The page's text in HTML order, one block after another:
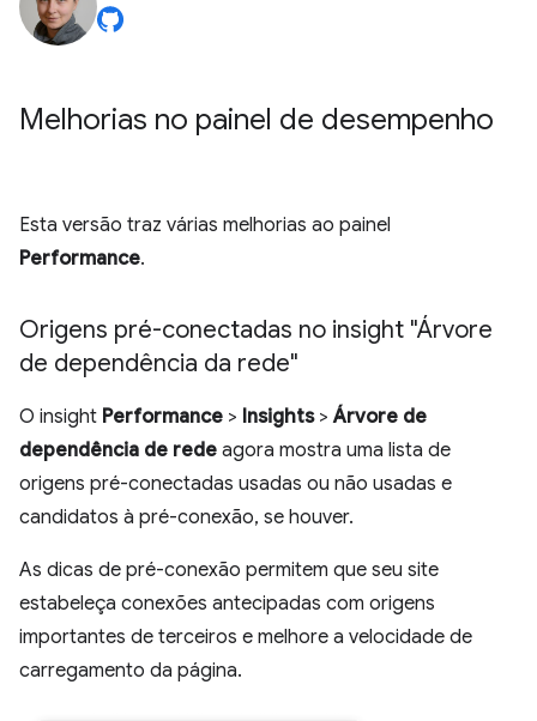
Melhorias no painel de desempenho
Esta versão traz várias melhorias ao painel
Performance.
Origens pré-conectadas no insight "Árvore
de dependência da rede"
O insight Performance > Insights>Árvore de
dependência de rede agora mostra uma lista de
origens pré-conectadas usadas ou não usadas e
candidatos à pré-conexão, se houver.
As dicas de pré-conexão permitem que seu site
estabeleça conexões antecipadas com origens
importantes de terceiros e melhore a velocidade de
carregamento da página.